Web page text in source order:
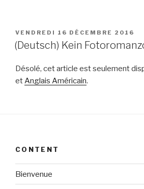
PUBLIÉ
LE
VENDREDI 16 DÉCEMBRE 2016
(Deutsch) Kein
Désolé, cet article est seulement
etAnglais Américain.
CONTENT
Bienvenue